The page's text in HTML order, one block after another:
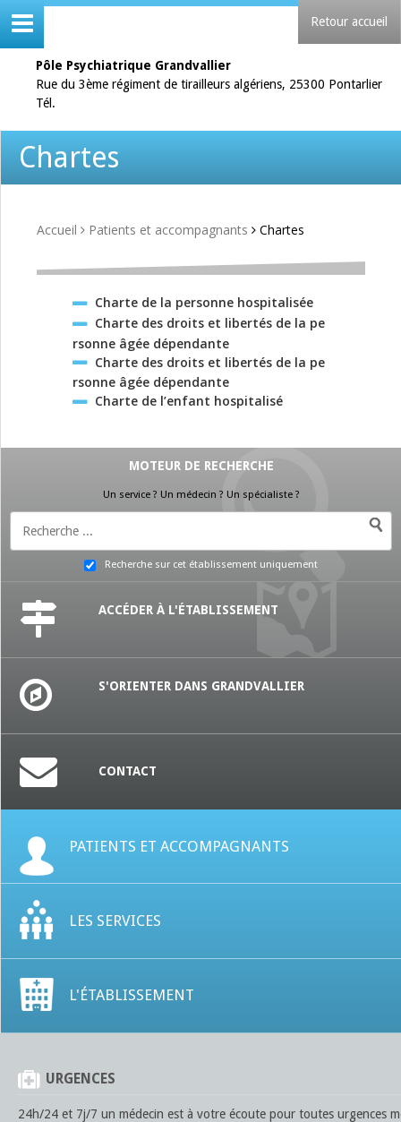
Retour accueil
Pôle Psychiatrique Grandvallier
Rue du 3ème régiment de tirailleurs algériens, 25300 Pontarlier
Tél.
Chartes
Accueil Patients et accompagnants Chartes
Charte de la personne hospitalisée
Charte des droits et libertés de la pe
rsonne âgée dépendante
Charte des droits et libertés de la pe
rsonne âgée dépendante
Charte de l’enfant hospitalisé
MOTEUR DE RECHERCHE
Un service ? Un médecin ? Un spécialiste ?
Recherche sur cet établissement uniquement
ACCÉDER À L'ÉTABLISSEMENT
S'ORIENTER DANS GRANDVALLIER
CONTACT
PATIENTS ET ACCOMPAGNANTS
LES SERVICES
L'ÉTABLISSEMENT
URGENCES
24h/24 et 7j/7 un médecin est à votre écoute pour toutes urgences